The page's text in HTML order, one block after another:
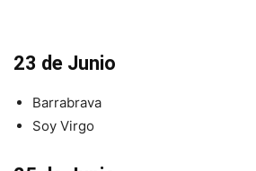
23 de Junio
Barrabrava
Soy Virgo